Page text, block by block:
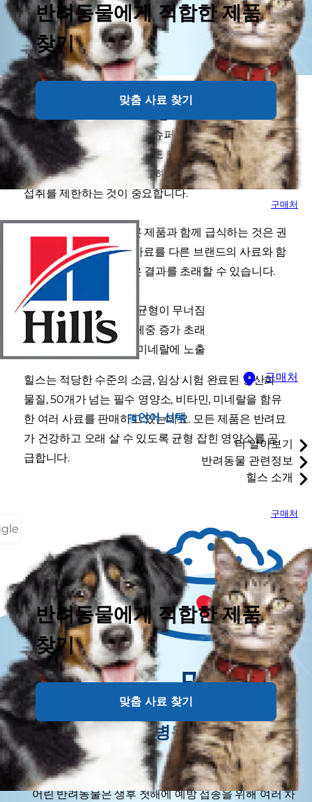
반려동물에게 적합한 제품
찾기
맞춤 사료 찾기
구매처
구매처
언어 선택
더 알아보기
반려동물 관련정보
힐스 소개
구매처
반려동물에게 적합한 제품
찾기
맞춤 사료 찾기
습식 사료는 건식 사료의 단점을 보완하는 ‘보충제’로 인
기를 끌고 있습니다. 그런데 연구 결과에 따르면 건식
처방식을 먹는 반려묘에게 슈퍼마켓에서 구매한 습식
사료를 함께 급식하는 경우도 있다고 하는데요. 처방식
의 효과를 온전히 누리기 위해서는 다른 반려묘 사료의
섭취를 제한하는 것이 중요합니다.
따라서 힐스 사료를 다른 제품과 함께 급식하는 것은 권
장하지 않습니다. 힐스 사료를 다른 브랜드의 사료와 함
께 급식하면 다음과 같은 결과를 초래할 수 있습니다.
힐스의 영양 공급 균형이 무너짐
바람직하지 않은 체중 증가 초래
높은 수준의 특정 미네랄에 노출
힐스는 적당한 수준의 소금, 임상 시험 완료된 항산화
물질, 50개가 넘는 필수 영양소, 비타민, 미네랄을 함유
한 여러 사료를 판매하고 있는데요. 모든 제품은 반려묘
가 건강하고 오래 살 수 있도록 균형 잡힌 영양소를 공
급합니다.
맛있는 팁
얼마나 자주 동물병원을 방문해야 할
까요?
어린 반려동물은 생후 첫해에 예방 접종을 위해 여러 차